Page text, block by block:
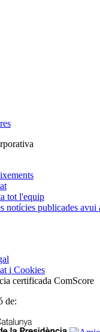
tot l'equip
notícies publicades
i Cookies
certificada ComScore
de: